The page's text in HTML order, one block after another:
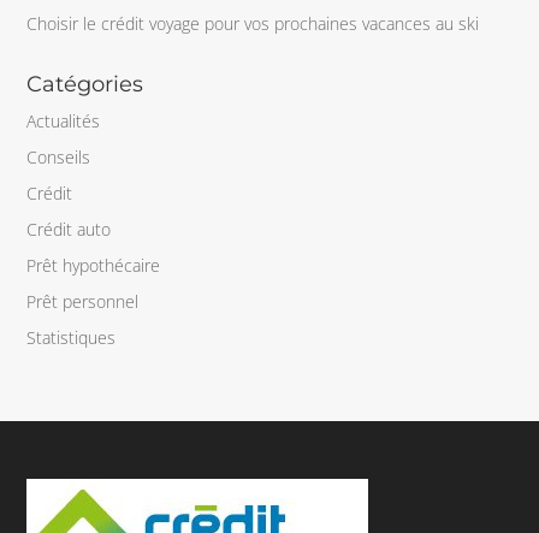
Choisir le crédit voyage pour vos prochaines vacances au ski
Catégories
Actualités
Conseils
Crédit
Crédit auto
Prêt hypothécaire
Prêt personnel
Statistiques